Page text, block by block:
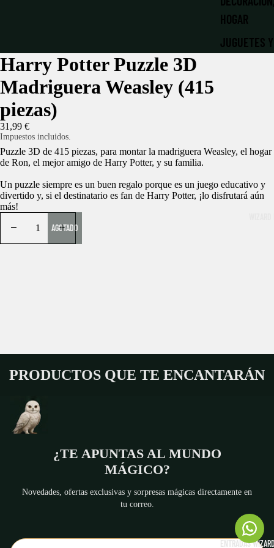
HOGAR
JUGUETES
NAVIDAD
PELUCHES
ENTRADAS
Harry Potter Puzzle 3D
Madriguera Weasley (415
piezas)
31,99 €
Impuestos incluidos.
Puzzle 3D de 415 piezas, para montar la madriguera Weasley, el hogar
de Ron, el mejor amigo de Harry Potter, y su familia.
Un puzzle siempre es un buen regalo porque es un juego educativo y
divertido y, si el destinatario es fan de Harry Potter, ¡lo disfrutará aún
más!
AGOTADO
PRODUCTOS QUE TE ENCANTARÁN
¿TE APUNTAS AL MUNDO
MÁGICO?
Novedades, ofertas exclusivas y sorpresas mágicas directamente en
tu correo.
Política de reembolso